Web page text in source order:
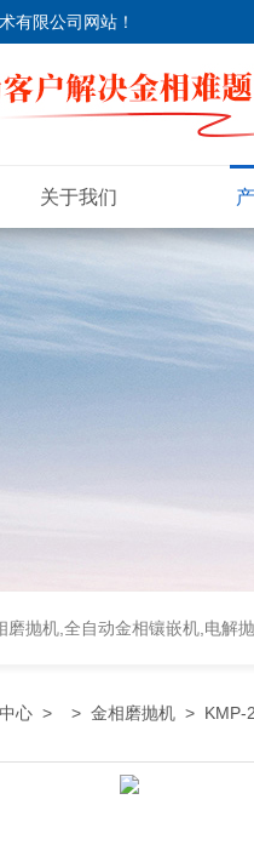
有限公司网站 ！
关于我们
磨抛机,全自动金相镶嵌机,电解
心 > > 金相磨抛机 > KMP-